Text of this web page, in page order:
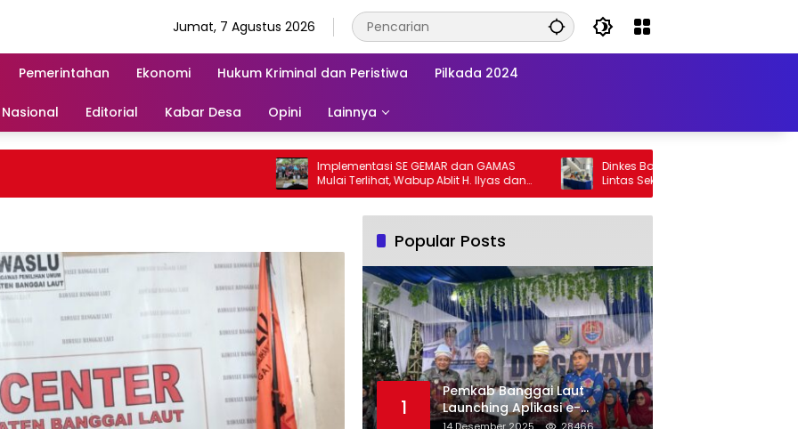
Jumat, 7 Agustus 2026
Pemerintahan Ekonomi Hukum Kriminal dan Peristiwa Pilkada 2024
Nasional Editorial Kabar Desa Opini Lainnya
Implementasi SE GEMAR dan GAMAS
Mulai Terlihat, Wabup Ablit H. Ilyas dan
Para Ayah di Banggai Laut Kompak
Dinkes Banggai Laut Gelar Pertemuan
Lintas Sektor Perkuat Upaya Penurunan
Stunting di Banggai Laut
Popular Posts
1
Pemkab Banggai Laut
Launching Aplikasi e-
Balimang V.3, Integrasikan